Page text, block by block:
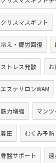
クリスマスギフト
冷え・疲労回復
ストレス発散 お
エステサロンWAM
筋力増強 マン
着圧 むくみ予防
骨盤サポート 遠